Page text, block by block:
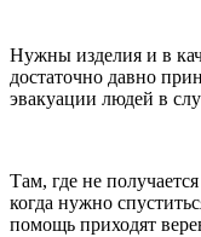
Нужны изделия и в
достаточно давно
эвакуации людей в
Там, где не
когда нужно
помощь приходят